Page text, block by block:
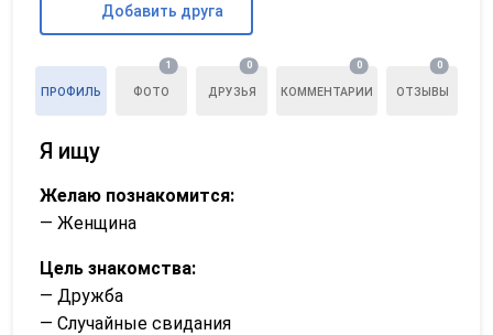
Добавить друга
ПРОФИЛЬ ФОТО
1
ДРУЗЬЯ
0
КОММЕНТАРИИ
0
ОТЗЫВЫ
0
Я ищу
Желаю познакомится:
— Женщина
Цель знакомства:
— Дружба
— Случайные свидания